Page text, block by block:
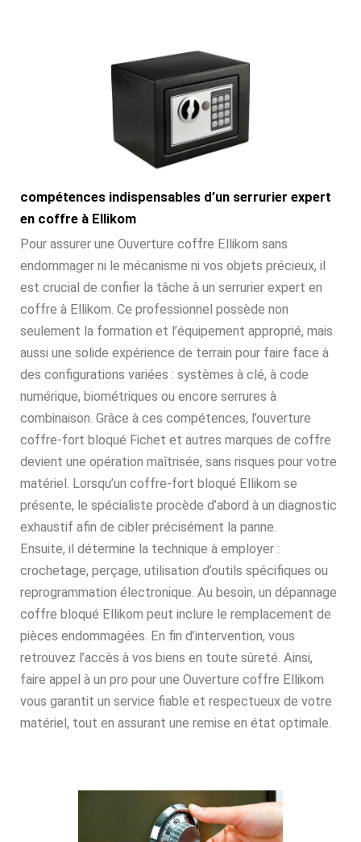
compétences indispensables d’un serrurier expert
en coffre à Ellikom
Pour assurer une Ouverture coffre Ellikom sans
endommager ni le mécanisme ni vos objets précieux, il
est crucial de confier la tâche à un serrurier expert en
coffre à Ellikom. Ce professionnel possède non
seulement la formation et l’équipement approprié, mais
aussi une solide expérience de terrain pour faire face à
des configurations variées : systèmes à clé, à code
numérique, biométriques ou encore serrures à
combinaison. Grâce à ces compétences, l’ouverture
coffre-fort bloqué Fichet et autres marques de coffre
devient une opération maîtrisée, sans risques pour votre
matériel. Lorsqu’un coffre-fort bloqué Ellikom se
présente, le spécialiste procède d’abord à un diagnostic
exhaustif afin de cibler précisément la panne.
Ensuite, il détermine la technique à employer :
crochetage, perçage, utilisation d’outils spécifiques ou
reprogrammation électronique. Au besoin, un dépannage
coffre bloqué Ellikom peut inclure le remplacement de
pièces endommagées. En fin d’intervention, vous
retrouvez l’accès à vos biens en toute sûreté. Ainsi,
faire appel à un pro pour une Ouverture coffre Ellikom
vous garantit un service fiable et respectueux de votre
matériel, tout en assurant une remise en état optimale.